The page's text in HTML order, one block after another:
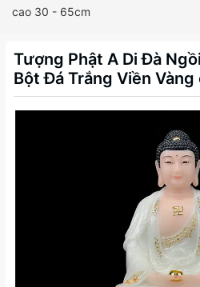
cao 30 - 65cm
Tượng Phật A Di Đà
Bột Đá Trắng Viền